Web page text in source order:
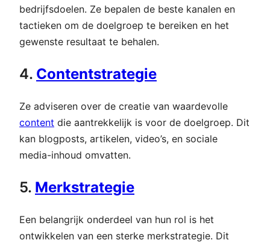
bedrijfsdoelen. Ze bepalen de beste kanalen en
tactieken om de doelgroep te bereiken en het
gewenste resultaat te behalen.
4. Contentstrategie
Ze adviseren over de creatie van waardevolle
content die aantrekkelijk is voor de doelgroep. Dit
kan blogposts, artikelen, video’s, en sociale
media-inhoud omvatten.
5. Merkstrategie
Een belangrijk onderdeel van hun rol is het
ontwikkelen van een sterke merkstrategie. Dit